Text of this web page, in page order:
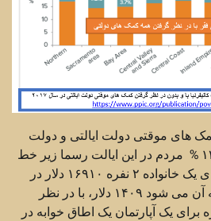
های موقتی دولت ایالتی و دولت
های محلی هنوز بیشتر از ۱۴ % مردم در این ایالت رسما زیر خط
فقر زندگی می کنند که برای یک خانواده ۲ نفره ۱۶۹۱۰ دلار در
سال بوده که درامد ماهیانه آن می شود ۱۴۰۹ دلار، با در نظر
یک آپارتمان یک اطاق خوابه در